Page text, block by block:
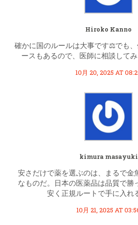
Hiroko Kanno
確かに国のルールは大事です⚖️でも
ースもあるので、医師に相談してみ
10月 20, 2025 AT
kimura masayuki
安さだけで薬を選ぶのは、まるで金
なものだ。日本の医薬品は品質で勝
安く正規ルートで手に入れ
10月 21, 2025 AT